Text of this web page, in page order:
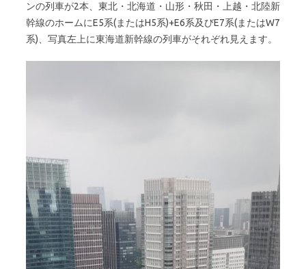
ンの列車が2本、東北・北海道・山形・秋田・上越・北陸新
幹線のホームにE5系(またはH5系)+E6系及びE7系(またはW7
系)、写真左上に東海道新幹線の列車がそれぞれ見えます。